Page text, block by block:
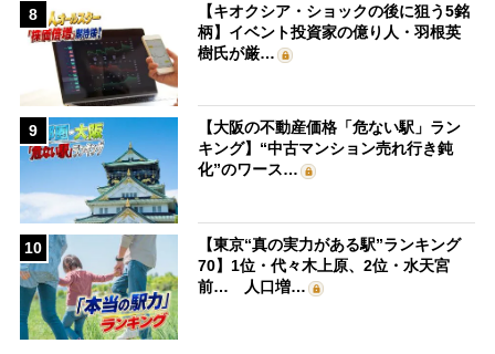
8
【キオクシア・ショックの後に狙う5銘
柄】イベント投資家の億り人・羽根英
樹氏が厳…
9
【大阪の不動産価格「危ない駅」ラン
キング】“中古マンション売れ行き鈍
化”のワース…
10
【東京“真の実力がある駅”ランキング
70】1位・代々木上原、2位・水天宮
前… 人口増…